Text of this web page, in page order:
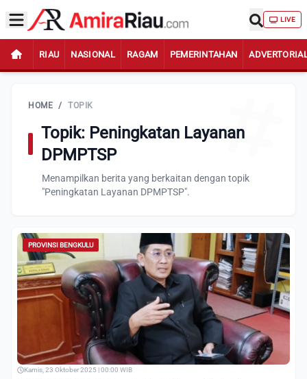
LIVE
RIAU NASIONAL RAGAM PEMERINTAHAN
HOME / TOPIK
Topik: Peningkatan Layanan
DPMPTSP
Menampilkan berita yang berkaitan dengan topik
"Peningkatan Layanan DPMPTSP".
PROVINSI BENGKULU
Kamis, 23 Oktober 2025 | 00:00 WIB